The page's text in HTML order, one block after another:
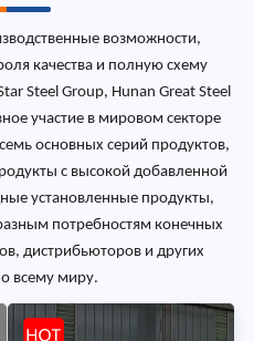
возможности,
качества и полную схему
Steel Group, Hunan Great Steel
участие в мировом секторе
основных серий продуктов,
с высокой добавленной
установленные продукты,
потребностям конечных
дистрибьюторов и других
всему миру.